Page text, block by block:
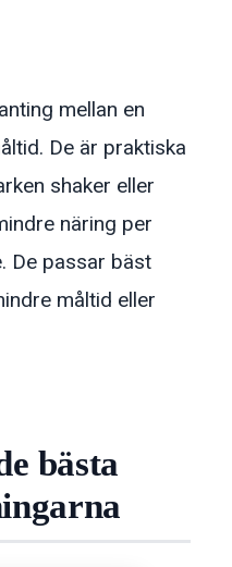
mellan en
De är praktiska
shaker eller
näring per
De passar bäst
måltid eller
bästa